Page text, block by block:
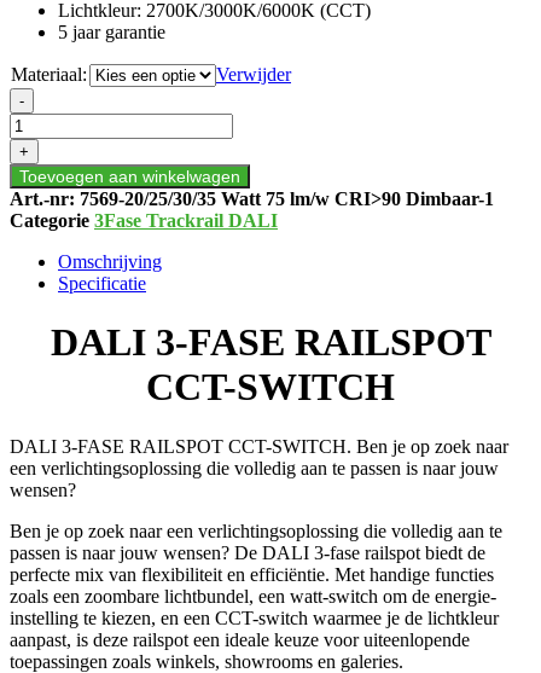
Lichtkleur: 2700K/3000K/6000K (CCT)
5 jaar garantie
Materiaal:
Verwijder
DALI
3-
FASE
RAILSPOT
CCT-
SWITCH
aantal
-
+
Toevoegen aan winkelwagen
Art.-nr: 7569-20/25/30/35 Watt 75 lm/w CRI>90 Dimbaar-1
Categorie 3Fase Trackrail DALI
Omschrijving
Specificatie
DALI 3-FASE RAILSPOT
CCT-SWITCH
DALI 3-FASE RAILSPOT CCT-SWITCH. Ben je op zoek naar
een verlichtingsoplossing die volledig aan te passen is naar jouw
wensen?
Ben je op zoek naar een verlichtingsoplossing die volledig aan te
passen is naar jouw wensen? De DALI 3-fase railspot biedt de
perfecte mix van flexibiliteit en efficiëntie. Met handige functies
zoals een zoombare lichtbundel, een watt-switch om de energie-
instelling te kiezen, en een CCT-switch waarmee je de lichtkleur
aanpast, is deze railspot een ideale keuze voor uiteenlopende
toepassingen zoals winkels, showrooms en galeries.